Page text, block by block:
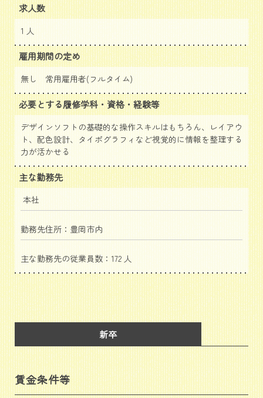
求人数
1 人
雇用期間の定め
無し 常用雇用者(フルタイム)
必要とする履修学科・資格・経験等
デザインソフトの基礎的な操作スキルはもちろん、レイアウ
ト、配色設計、タイポグラフィなど視覚的に情報を整理する
力が活かせる
主な勤務先
本社
勤務先住所：豊岡市内
主な勤務先の従業員数：172 人
新卒
賃金条件等